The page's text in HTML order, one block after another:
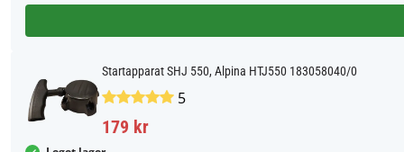
Startapparat SHJ 550, Alpina HTJ550 183058040/0
5
179 kr